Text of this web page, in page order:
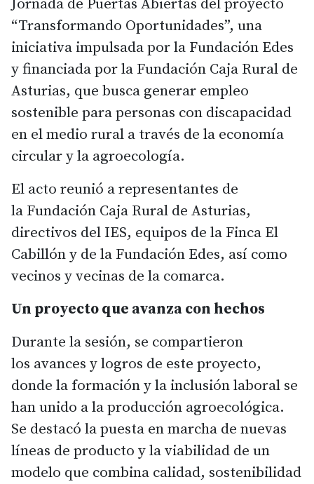
Jornada de Puertas Abiertas del proyecto
“Transformando Oportunidades”, una
iniciativa impulsada por la Fundación Edes
y financiada por la Fundación Caja Rural de
Asturias, que busca generar empleo
sostenible para personas con discapacidad
en el medio rural a través de la economía
circular y la agroecología.
El acto reunió a representantes de
la Fundación Caja Rural de Asturias,
directivos del IES, equipos de la Finca El
Cabillón y de la Fundación Edes, así como
vecinos y vecinas de la comarca.
Un proyecto que avanza con hechos
Durante la sesión, se compartieron
los avances y logros de este proyecto,
donde la formación y la inclusión laboral se
han unido a la producción agroecológica.
Se destacó la puesta en marcha de nuevas
líneas de producto y la viabilidad de un
modelo que combina calidad, sostenibilidad